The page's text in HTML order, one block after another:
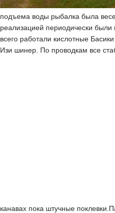
подъема воды рыбалка была
реализацией периодически
всего работали кислотные
Изи шинер. По проводкам все
канавах пока штучные